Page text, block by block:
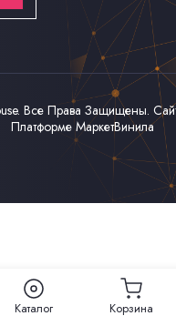
. Все Права Защищены.
Платформе МаркетВинила
Каталог Корзина